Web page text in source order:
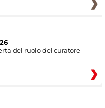
del ruolo del curatore